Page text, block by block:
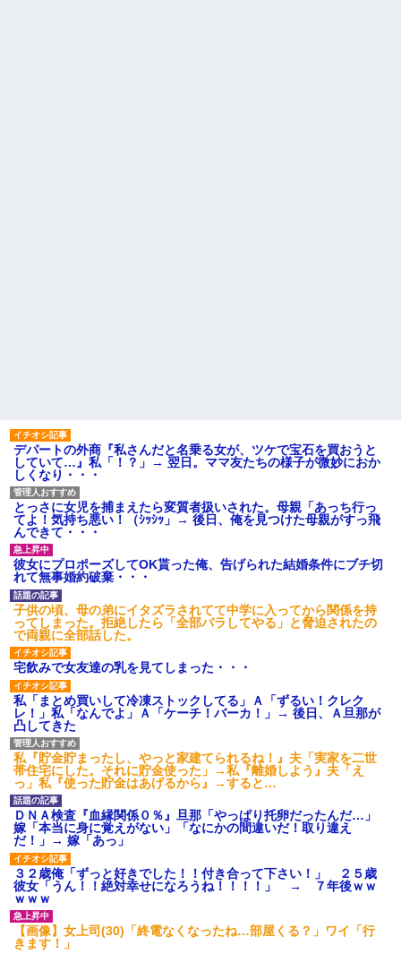
こに金庫があったから、開けて
みようとしただけ☆』義兄「泥
は出てけ！二度と来るな！」結
果・・・
私「初めて飲む味だけどなん
のお茶？」彼「ちっ！」私「」
【GIF】JSのカンチョーワロ
タ
後続車にクラクションを鳴ら
され彼氏が逆切れ。「何クラク
ション鳴らしてんだ！降りてこ
いよ！」と怒鳴りだし...
【衝撃】報酬100万円超の治験
募集がこちらｗｗｗｗｗ(※画像
あり)
【ネット騒然】惨殺されたタ
ワマン頂き女子のこの動画、す
げえええええｗｗｗｗｗｗｗｗ
ｗｗｗ
【愕然】白のクラウン俺氏、
高速道路左車線を制限速度で走
った結果wwwwwwwwwwww
百年の恋12-899 食べた量を
張り合ってくる
【悲報】佐藤輝明・・・２軍
でも盛大にやらかす←あまり悲
しませないでくれ
デパートの外商『私さんだと名乗る女が、ツケで宝石を買おうと
していて…』私「！？」→ 翌日。ママ友たちの様子が微妙におか
しくなり・・・
とっさに女児を捕まえたら変質者扱いされた。母親「あっち行っ
てよ！気持ち悪い！（ｼｯｼｯ」→ 後日、俺を見つけた母親がすっ飛
んできて・・・
彼女にプロポーズしてOK貰った俺、告げられた結婚条件にブチ切
れて無事婚約破棄・・・
子供の頃、母の弟にイタズラされてて中学に入ってから関係を持
ってしまった。拒絶したら「全部バラしてやる」と脅迫されたの
で両親に全部話した。
宅飲みで女友達の乳を見てしまった・・・
私「まとめ買いして冷凍ストックしてる」Ａ「ずるい！クレク
レ！」私「なんでよ」Ａ「ケーチ！バーカ！」→ 後日、Ａ旦那が
凸してきた
私『貯金貯まったし、やっと家建てられるね！』夫「実家を二世
帯住宅にした。それに貯金使った」→私『離婚しよう』夫「え
っ」私『使った貯金はあげるから』→すると…
ＤＮＡ検査『血縁関係０％』旦那「やっぱり托卵だったんだ…」
嫁「本当に身に覚えがない」「なにかの間違いだ！取り違え
だ！」→ 嫁「あっ」
３２歳俺「ずっと好きでした！！付き合って下さい！」 ２５歳
彼女「うん！！絶対幸せになろうね！！！！」 → ７年後ｗｗ
ｗｗｗ
【画像】女上司(30)「終電なくなったね…部屋くる？」ワイ「行
きます！」